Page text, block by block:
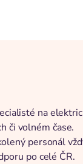
na
či volném čase.
personál
po celé ČR.